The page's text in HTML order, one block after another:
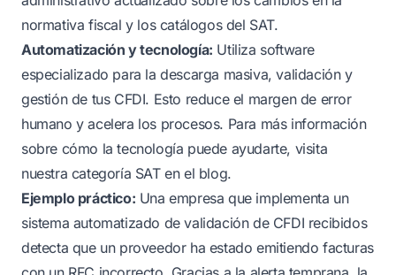
normativa fiscal y los catálogos del SAT.
Automatización y tecnología: Utiliza software
especializado para la descarga masiva, validación y
gestión de tus CFDI. Esto reduce el margen de error
humano y acelera los procesos. Para más información
sobre cómo la tecnología puede ayudarte, visita
nuestra categoría SAT en el blog.
Ejemplo práctico: Una empresa que implementa un
sistema automatizado de validación de CFDI recibidos
detecta que un proveedor ha estado emitiendo facturas